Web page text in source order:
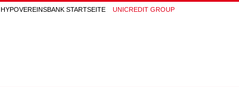
HYPOVEREINSBANK STARTSEITE UNICREDIT GROUP